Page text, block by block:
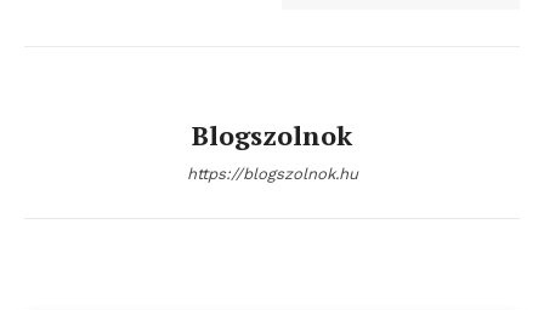
Blogszolnok
https://blogszolnok.hu